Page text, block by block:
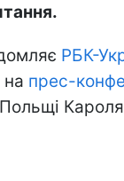
РБК-
прес-